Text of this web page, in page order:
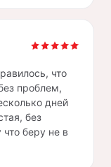
что
проблем,
дней
без
беру не в